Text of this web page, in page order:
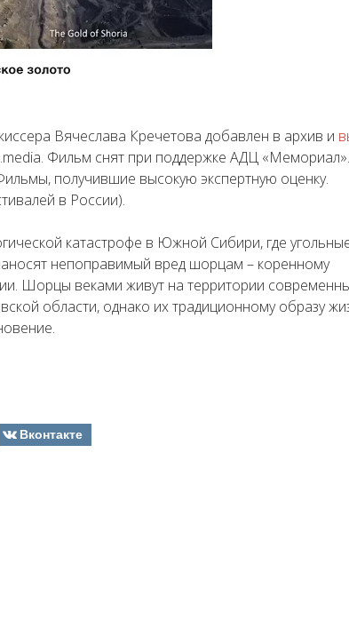
Вячеслава Кречетова добавлен в архив и
Фильм снят при поддержке АДЦ «Мемориал».
получившие высокую экспертную оценку.
в России).
катастрофе в Южной Сибири, где
непоправимый вред шорцам – коренному
Шорцы веками живут на территории
области, однако их традиционному образу
Вконтакте